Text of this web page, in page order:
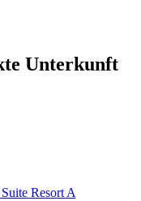
Unterkunft
Resort A